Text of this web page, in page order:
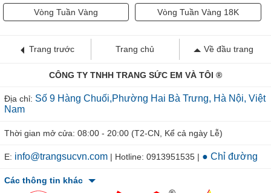
Vòng Tuần Vàng Vòng Tuần Vàng 18K
Trang trước Trang chủ Về đầu trang
CÔNG TY TNHH TRANG SỨC EM VÀ TÔI ®
Địa chỉ: Số 9 Hàng Chuối,Phường Hai Bà Trưng, Hà Nội, Việt
Nam
Thời gian mở cửa: 08:00 - 20:00 (T2-CN, Kể cả ngày Lễ)
E: info@trangsucvn.com | Hotline: 0913951535 | ● Chỉ đường
Các thông tin khác